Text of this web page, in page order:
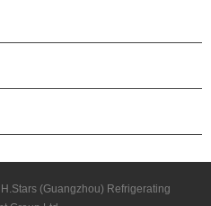
(Guangzhou) Refrigerating